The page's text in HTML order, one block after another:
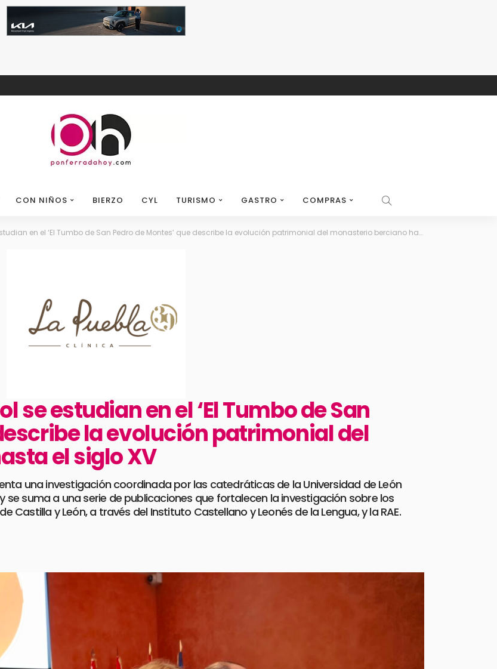
CON NIÑOS BIERZO CYL TURISMO GASTRO COMPRAS
en el ‘El Tumbo de San Pedro de Montes’ que describe la evolución patrimonial del monasterio berciano hasta el siglo XV
se estudian en el ‘El Tumbo de San
la evolución patrimonial del
el siglo XV
una investigación coordinada por las catedráticas de la Universidad de León
se suma a una serie de publicaciones que fortalecen la investigación sobre los
y León, a través del Instituto Castellano y Leonés de la Lengua, y la RAE.